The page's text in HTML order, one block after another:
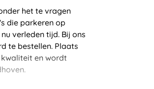
het te vragen
die parkeren op
verleden tijd. Bij ons
te bestellen. Plaats
en wordt